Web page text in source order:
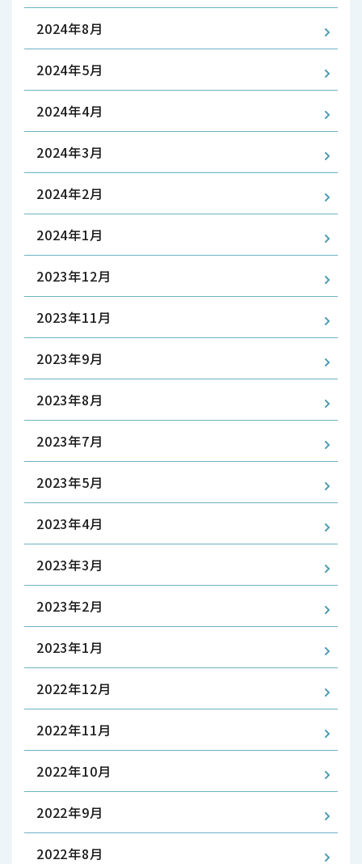
2024年8月
2024年5月
2024年4月
2024年3月
2024年2月
2024年1月
2023年12月
2023年11月
2023年9月
2023年8月
2023年7月
2023年5月
2023年4月
2023年3月
2023年2月
2023年1月
2022年12月
2022年11月
2022年10月
2022年9月
2022年8月